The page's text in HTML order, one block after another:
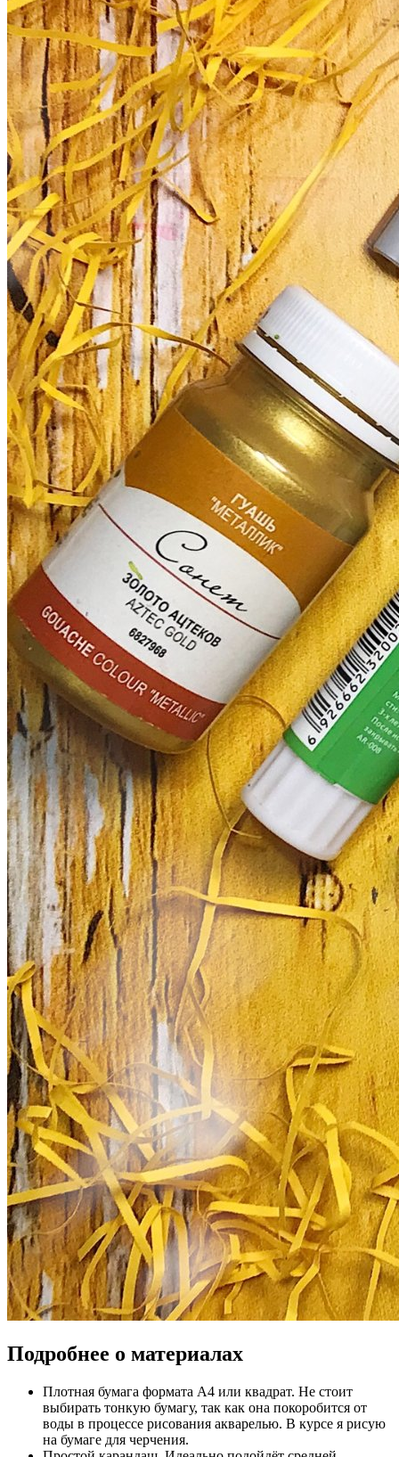
Подробнее о материалах
Плотная бумага формата А4 или квадрат. Не стоит
выбирать тонкую бумагу, так как она покоробится от
воды в процессе рисования акварелью. В курсе я рисую
на бумаге для черчения.